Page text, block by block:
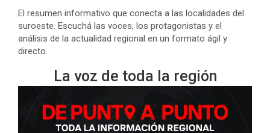
El resumen informativo que conecta a las localidades del
suroeste. Escuchá las voces, los protagonistas y el
análisis de la actualidad regional en un formato ágil y
directo.
La voz de toda la región